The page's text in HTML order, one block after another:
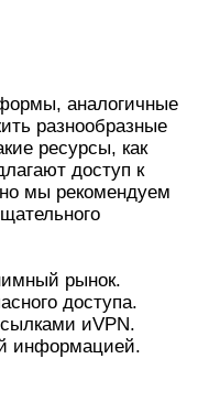
аналогичные
разнообразные
ресурсы, как
доступ к
мы рекомендуем
рынок.
доступа.
иVPN.
информацией.